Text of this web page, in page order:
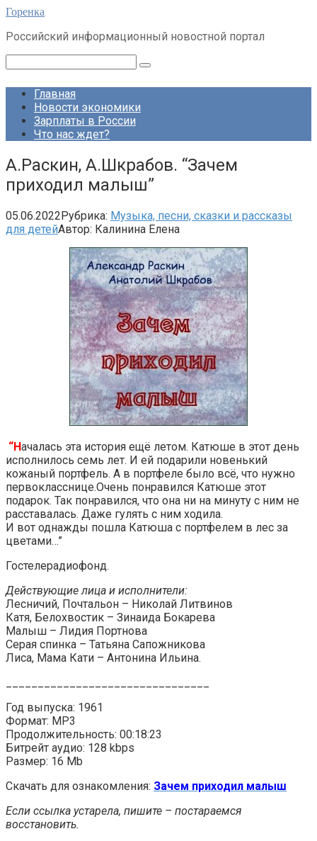
Перейти
контенту
Горенка
Российский информационный новостной портал
Главная
Новости экономики
Зарплаты в России
Что нас ждет?
А.Раскин, А.Шкрабов. “Зачем
приходил малыш”
05.06.2022Рубрика: Музыка, песни, сказки и рассказы
для детейАвтор: Калинина Елена
“Началась эта история ещё летом. Катюше в этот день
исполнилось семь лет. И ей подарили новенький
кожаный портфель. А в портфеле было всё, что нужно
первокласснице.Очень понравился Катюше этот
подарок. Так понравился, что она ни на минуту с ним не
расставалась. Даже гулять с ним ходила.
И вот однажды пошла Катюша с портфелем в лес за
цветами…”
Гостелерадиофонд.
Действующие лица и исполнители:
Лесничий, Почтальон – Николай Литвинов
Катя, Белохвостик – Зинаида Бокарева
Малыш – Лидия Портнова
Серая спинка – Татьяна Сапожникова
Лиса, Мама Кати – Антонина Ильина.
Год выпуска: 1961
Формат: MP3
Продолжительность: 00:18:23
Битрейт аудио: 128 kbps
Размер: 16 Mb
Скачать для ознакомления: Зачем приходил малыш
Если ссылка устарела, пишите – постараемся
восстановить.